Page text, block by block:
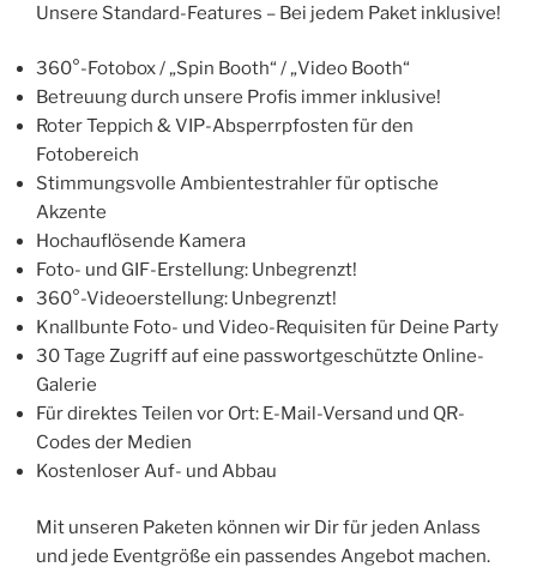
Unsere Standard-Features – Bei jedem Paket inklusive!
360°-Fotobox / „Spin Booth“ / „Video Booth“
Betreuung durch unsere Profis immer inklusive!
Roter Teppich & VIP-Absperrpfosten für den
Fotobereich
Stimmungsvolle Ambientestrahler für optische
Akzente
Hochauflösende Kamera
Foto- und GIF-Erstellung: Unbegrenzt!
360°-Videoerstellung: Unbegrenzt!
Knallbunte Foto- und Video-Requisiten für Deine Party
30 Tage Zugriff auf eine passwortgeschützte Online-
Galerie
Für direktes Teilen vor Ort: E-Mail-Versand und QR-
Codes der Medien
Kostenloser Auf- und Abbau
Mit unseren Paketen können wir Dir für jeden Anlass
und jede Eventgröße ein passendes Angebot machen.